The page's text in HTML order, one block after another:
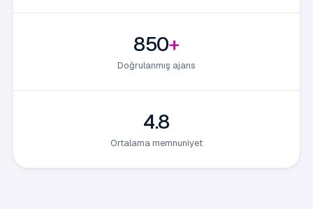
850+
Doğrulanmış ajans
4.8
Ortalama memnuniyet